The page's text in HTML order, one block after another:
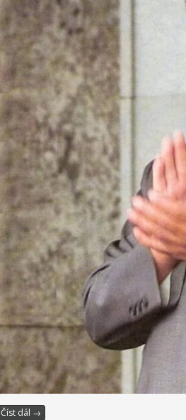
Číst dál →